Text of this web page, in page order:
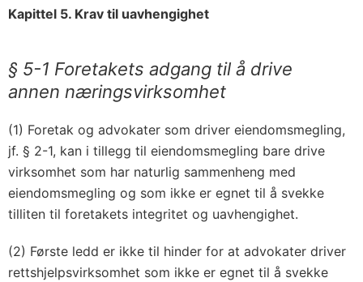
Kapittel 5. Krav til uavhengighet
§ 5-1 Foretakets adgang til å drive
annen næringsvirksomhet
(1) Foretak og advokater som driver eiendomsmegling,
jf. § 2-1, kan i tillegg til eiendomsmegling bare drive
virksomhet som har naturlig sammenheng med
eiendomsmegling og som ikke er egnet til å svekke
tilliten til foretakets integritet og uavhengighet.
(2) Første ledd er ikke til hinder for at advokater driver
rettshjelpsvirksomhet som ikke er egnet til å svekke